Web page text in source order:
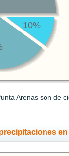
10%
Arenas son de